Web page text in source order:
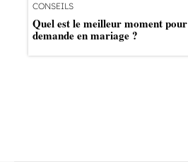
CONSEILS
Quel est le meilleur moment
demande en mariage ?